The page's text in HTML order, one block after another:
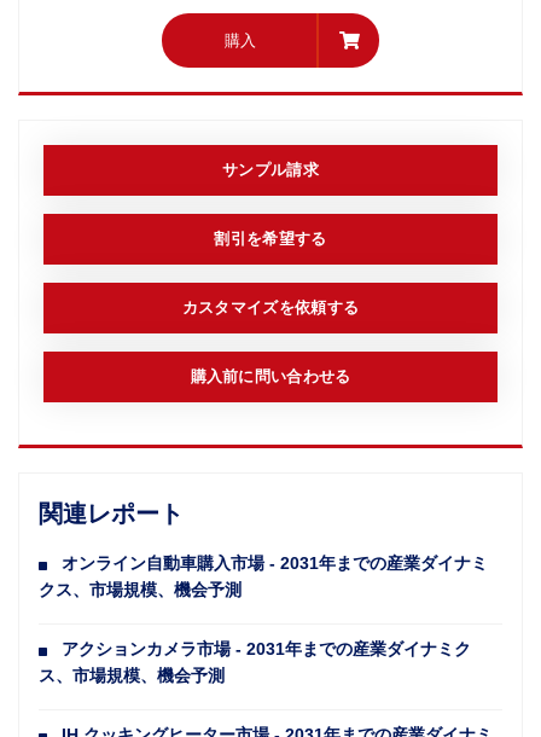
購入
サンプル請求
割引を希望する
カスタマイズを依頼する
購入前に問い合わせる
関連レポート
オンライン自動車購入市場 - 2031年までの産業ダイナミ
クス、市場規模、機会予測
アクションカメラ市場 - 2031年までの産業ダイナミク
ス、市場規模、機会予測